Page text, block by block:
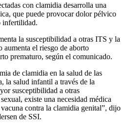
con clamidia desarrolla una
que puede provocar dolor pélvico
infertilidad.
la susceptibilidad a otras ITS y la
aumenta el riesgo de aborto
prematuro, según el comunicado.
de clamidia en la salud de las
la salud infantil a través de la
susceptibilidad a otras
existe una necesidad médica
contra la clamidia genital”, dijo
de SSI.